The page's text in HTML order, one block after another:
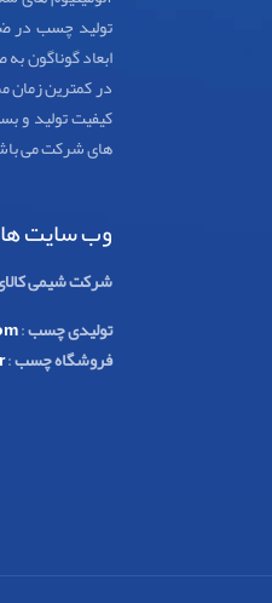
ابعاد گوناگون
در کمترین زمان
کیفیت تولید و
های شرکت می
وب سایت
شرکت شیمی
تولیدی چسب:
فروشگاه چسب: